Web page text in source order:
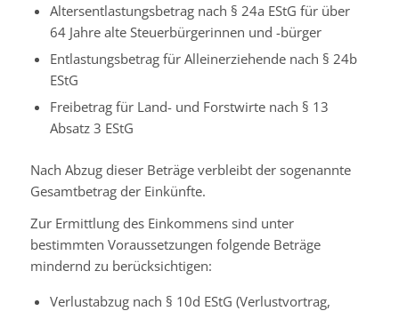
Altersentlastungsbetrag nach § 24a EStG für über
64 Jahre alte Steuerbürgerinnen und -bürger
Entlastungsbetrag für Alleinerziehende nach § 24b
EStG
Freibetrag für Land- und Forstwirte nach § 13
Absatz 3 EStG
Nach Abzug dieser Beträge verbleibt der sogenannte
Gesamtbetrag der Einkünfte.
Zur Ermittlung des Einkommens sind unter
bestimmten Voraussetzungen folgende Beträge
mindernd zu berücksichtigen:
Verlustabzug nach § 10d EStG (Verlustvortrag,